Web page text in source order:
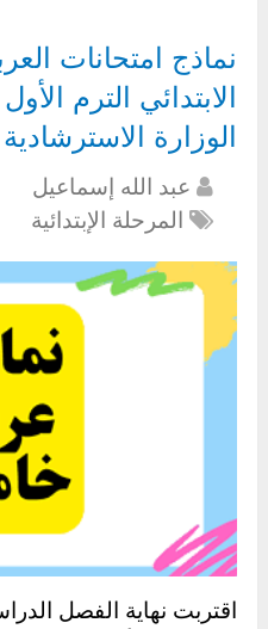
نماذج امتحانات
الوزارة الاسترشادية
عبد الله إسماعيل
المرحلة الإبتدائية
اقتربت نهاية الفصل